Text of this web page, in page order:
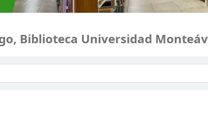
Biblioteca Universidad Monteávila